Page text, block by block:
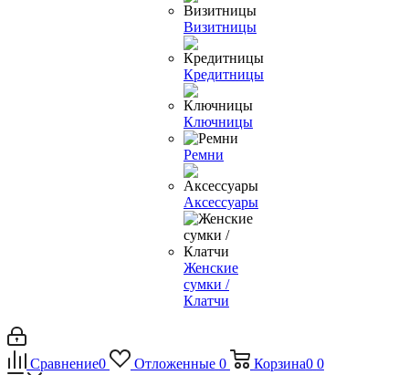
Визитницы
Кредитницы
Ключницы
Ремни
Аксессуары
Женские
сумки /
Клатчи
Сравнение0 Отложенные 0 Корзина0 0